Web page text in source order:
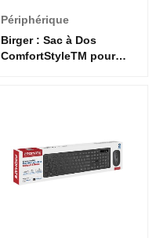
Périphérique
Birger : Sac à Dos
ComfortStyleTM pour